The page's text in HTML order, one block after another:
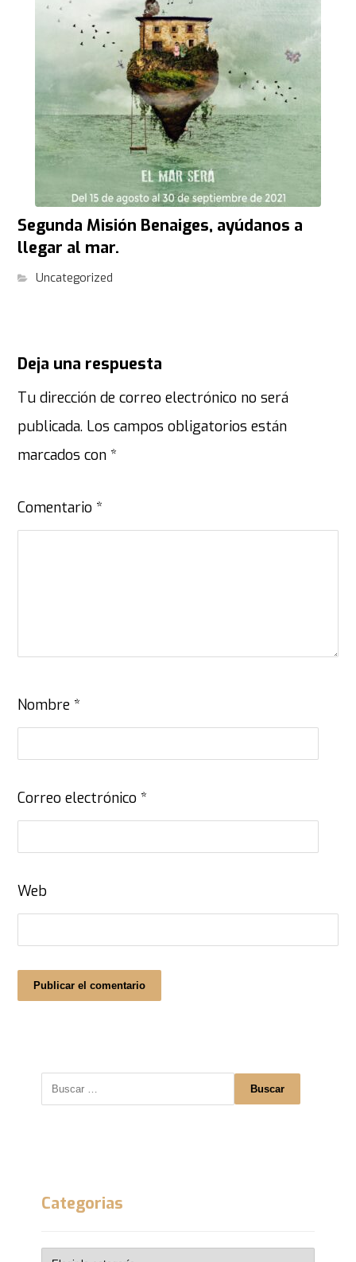
Segunda Misión Benaiges, ayúdanos a
llegar al mar.
Uncategorized
Deja una respuesta
Tu dirección de correo electrónico no será
publicada. Los campos obligatorios están
marcados con *
Comentario *
Nombre *
Correo electrónico *
Web
Publicar el comentario
Buscar
Categorias